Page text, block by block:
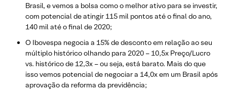
Brasil, e vemos a bolsa como o melhor ativo para se investir,
com potencial de atingir 115 mil pontos até o final do ano,
140 mil até o final de 2020;
O Ibovespa negocia a 15% de desconto em relação ao seu
múltiplo histórico olhando para 2020 – 10,5x Preço/Lucro
vs. histórico de 12,3x – ou seja, está barato. Mais do que
isso vemos potencial de negociar a 14,0x em um Brasil após
aprovação da reforma da previdência;